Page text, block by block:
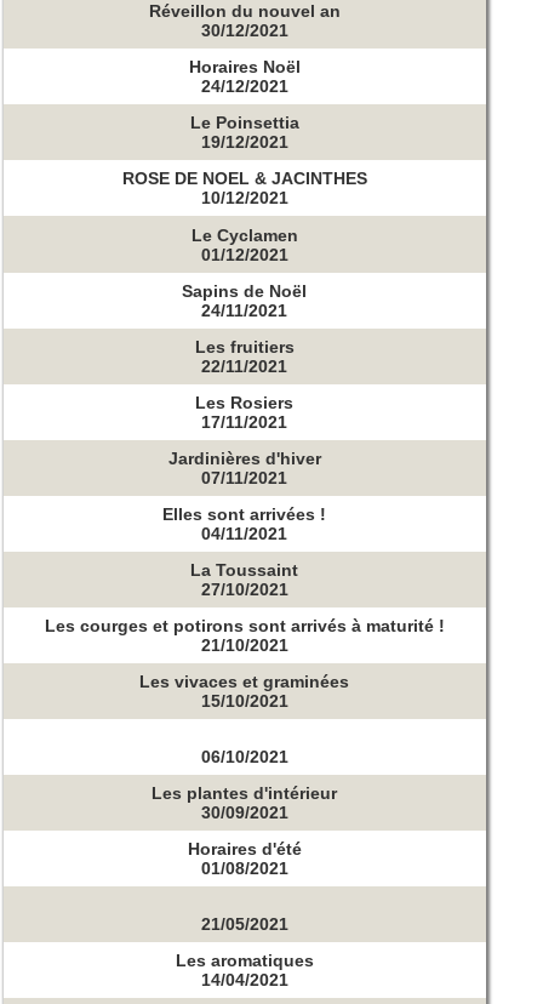
Réveillon du nouvel an
30/12/2021
Horaires Noël
24/12/2021
Le Poinsettia
19/12/2021
ROSE DE NOEL & JACINTHES
10/12/2021
Le Cyclamen
01/12/2021
Sapins de Noël
24/11/2021
Les fruitiers
22/11/2021
Les Rosiers
17/11/2021
Jardinières d'hiver
07/11/2021
Elles sont arrivées !
04/11/2021
La Toussaint
27/10/2021
Les courges et potirons sont arrivés à maturité !
21/10/2021
Les vivaces et graminées
15/10/2021
06/10/2021
Les plantes d'intérieur
30/09/2021
Horaires d'été
01/08/2021
21/05/2021
Les aromatiques
14/04/2021